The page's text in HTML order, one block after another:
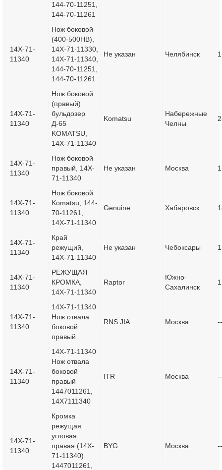
144-70-11251,
144-70-11261
14X-71-
11340
Нож боковой
(400-500HB),
14X-71-11330,
14X-71-11340,
144-70-11251,
144-70-11261
Не указан Челябинск
14X-71-
11340
Нож боковой
(правый)
бульдозер
Д-65
KOMATSU,
14X-71-11340
Komatsu
Набережные
Челны
14X-71-
11340
Нож боковой
правый, 14X-
71-11340
Не указан Москва
14X-71-
11340
Нож боковой
Komatsu, 144-
70-11261,
14X-71-11340
Genuine Хабаровск
14X-71-
11340
Край
режущий,
14X-71-11340
Не указан Чебоксары
14X-71-
11340
РЕЖУЩАЯ
КРОМКА,
14X-71-11340
Raptor
Южно-
Сахалинск
14X-71-
11340
14X-71-11340
Нож отвала
боковой
правый
RNS JIA Москва
14X-71-
11340
14X-71-11340
Нож отвала
боковой
правый
1447011261,
14X7111340
ITR Москва
14X-71-
11340
Кромка
режущая
угловая
правая (14X-
71-11340)
1447011261,
BYG Москва